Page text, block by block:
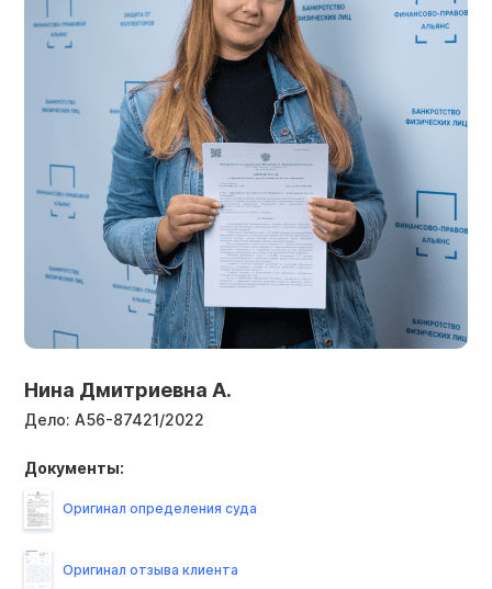
Нина Дмитриевна А.
Дело: А56-87421/2022
Документы:
Оригинал определения суда
Оригинал отзыва клиента